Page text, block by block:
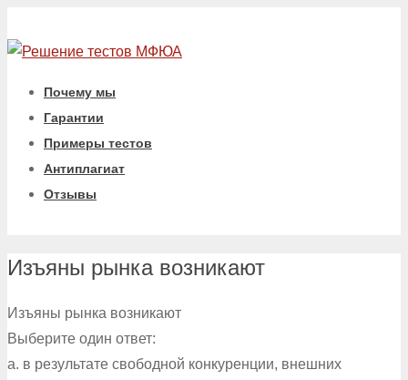
Почему мы
Гарантии
Примеры тестов
Антиплагиат
Отзывы
Изъяны рынка возникают
Изъяны рынка возникают
Выберите один ответ:
a. в результате свободной конкуренции, внешних